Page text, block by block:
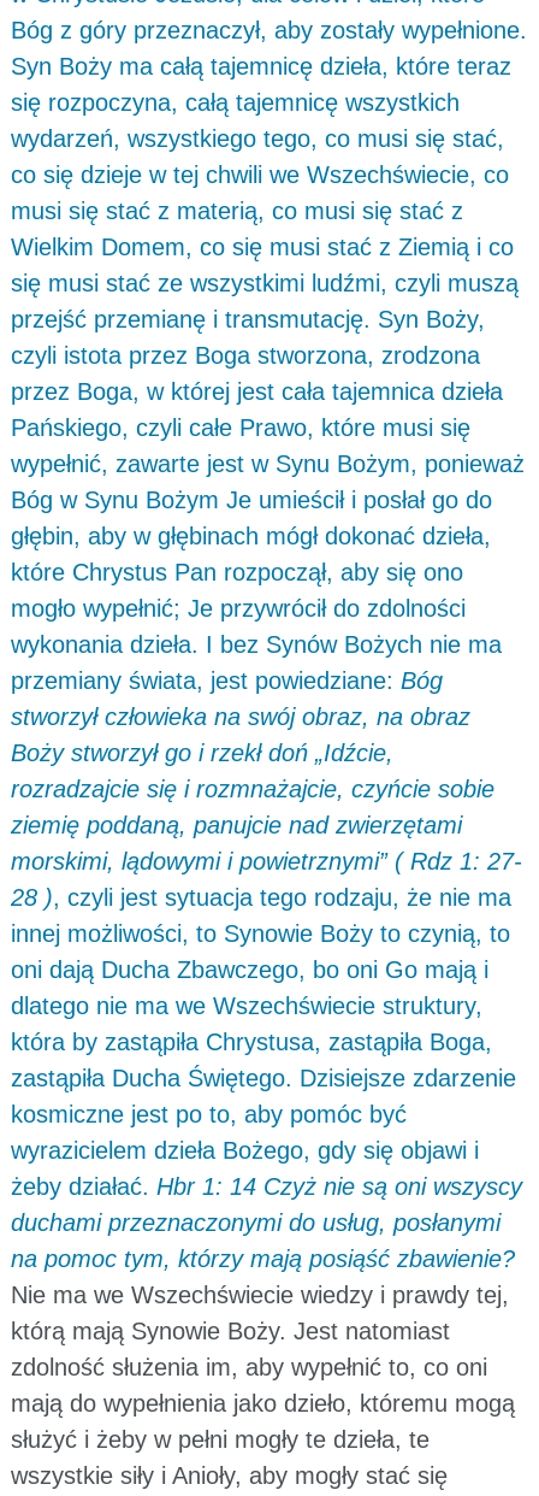
Bóg z góry przeznaczył, aby zostały wypełnione.
Syn Boży ma całą tajemnicę dzieła, które teraz
się rozpoczyna, całą tajemnicę wszystkich
wydarzeń, wszystkiego tego, co musi się stać,
co się dzieje w tej chwili we Wszechświecie, co
musi się stać z materią, co musi się stać z
Wielkim Domem, co się musi stać z Ziemią i co
się musi stać ze wszystkimi ludźmi, czyli muszą
przejść przemianę i transmutację. Syn Boży,
czyli istota przez Boga stworzona, zrodzona
przez Boga, w której jest cała tajemnica dzieła
Pańskiego, czyli całe Prawo, które musi się
wypełnić, zawarte jest w Synu Bożym, ponieważ
Bóg w Synu Bożym Je umieścił i posłał go do
głębin, aby w głębinach mógł dokonać dzieła,
które Chrystus Pan rozpoczął, aby się ono
mogło wypełnić; Je przywrócił do zdolności
wykonania dzieła. I bez Synów Bożych nie ma
przemiany świata, jest powiedziane: Bóg
stworzył człowieka na swój obraz, na obraz
Boży stworzył go i rzekł doń „Idźcie,
rozradzajcie się i rozmnażajcie, czyńcie sobie
ziemię poddaną, panujcie nad zwierzętami
morskimi, lądowymi i powietrznymi” ( Rdz 1: 27-
28 ), czyli jest sytuacja tego rodzaju, że nie ma
innej możliwości, to Synowie Boży to czynią, to
oni dają Ducha Zbawczego, bo oni Go mają i
dlatego nie ma we Wszechświecie struktury,
która by zastąpiła Chrystusa, zastąpiła Boga,
zastąpiła Ducha Świętego. Dzisiejsze zdarzenie
kosmiczne jest po to, aby pomóc być
wyrazicielem dzieła Bożego, gdy się objawi i
żeby działać. Hbr 1: 14 Czyż nie są oni wszyscy
duchami przeznaczonymi do usług, posłanymi
na pomoc tym, którzy mają posiąść zbawienie?
Nie ma we Wszechświecie wiedzy i prawdy tej,
którą mają Synowie Boży. Jest natomiast
zdolność służenia im, aby wypełnić to, co oni
mają do wypełnienia jako dzieło, któremu mogą
służyć i żeby w pełni mogły te dzieła, te
wszystkie siły i Anioły, aby mogły stać się